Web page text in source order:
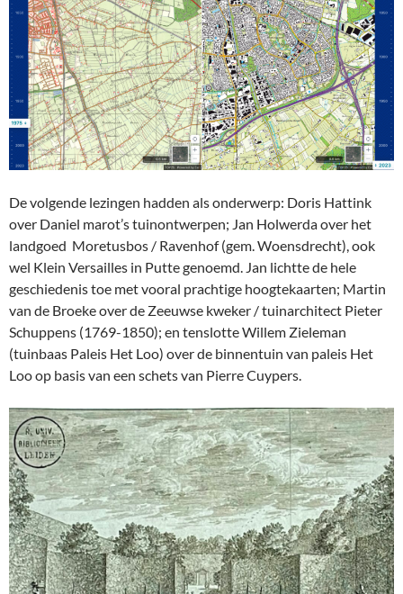
De volgende lezingen hadden als onderwerp: Doris Hattink
over Daniel marot’s tuinontwerpen; Jan Holwerda over het
landgoed Moretusbos / Ravenhof (gem. Woensdrecht), ook
wel Klein Versailles in Putte genoemd. Jan lichtte de hele
geschiedenis toe met vooral prachtige hoogtekaarten; Martin
van de Broeke over de Zeeuwse kweker / tuinarchitect Pieter
Schuppens (1769-1850); en tenslotte Willem Zieleman
(tuinbaas Paleis Het Loo) over de binnentuin van paleis Het
Loo op basis van een schets van Pierre Cuypers.